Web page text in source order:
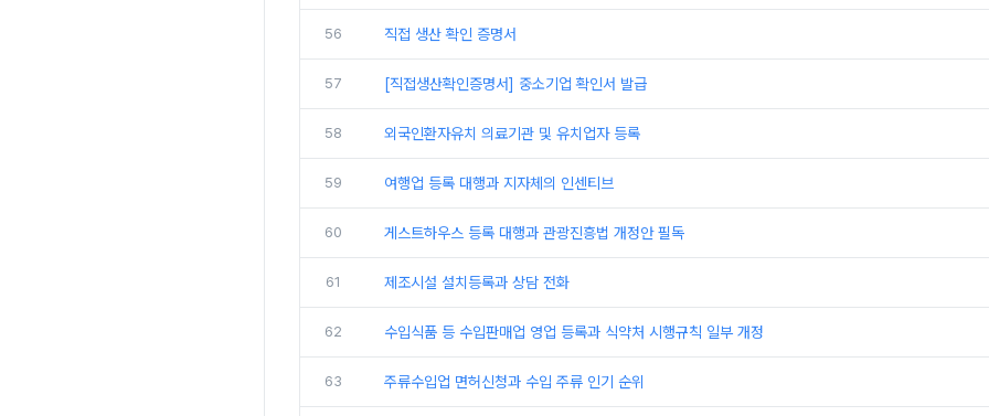
56 직접 생산 확인 증명서
57 [직접생산확인증명서] 중소기업 확인서 발급
58 외국인환자유치 의료기관 및 유치업자 등록
59 여행업 등록 대행과 지자체의 인센티브
60 게스트하우스 등록 대행과 관광진흥법 개정안 필독
61 제조시설 설치등록과 상담 전화
62 수입식품 등 수입판매업 영업 등록과 식약처 시행규칙 일부 개정
63 주류수입업 면허신청과 수입 주류 인기 순위